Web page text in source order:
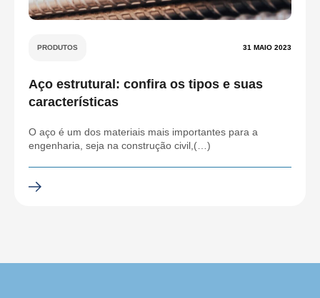
PRODUTOS 31 MAIO 2023
Aço estrutural: confira os tipos e suas
características
O aço é um dos materiais mais importantes para a
engenharia, seja na construção civil,(…)